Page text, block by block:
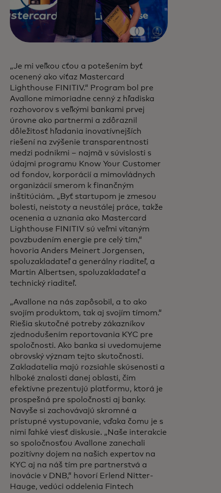
„Je mi veľkou cťou a potešením byť
ocenený ako víťaz Mastercard
Lighthouse FINITIV.“ Program bol pre
Avallone mimoriadne cenný z hľadiska
rozhovorov s veľkými bankami prvej
úrovne ako partnermi a zdôraznil
dôležitosť hľadania inovatívnejších
riešení na zvýšenie transparentnosti
medzi podnikmi – najmä v súvislosti s
údajmi programu Know Your Customer
od fondov, korporácií a mimovládnych
organizácií smerom k finančným
inštitúciám. „Byť startupom je zmesou
bolesti, neistoty a neustálej práce, takže
ocenenia a uznania ako Mastercard
Lighthouse FINITIV sú veľmi vítaným
povzbudením energie pre celý tím,“
hovoria Anders Meinert Jorgensen,
spoluzakladateľ a generálny riaditeľ, a
Martin Albertsen, spoluzakladateľ a
technický riaditeľ.
„Avallone na nás zapôsobil, a to ako
svojím produktom, tak aj svojím tímom.“
Riešia skutočné potreby zákazníkov
zjednodušením reportovania KYC pre
spoločnosti. Ako banka si uvedomujeme
obrovský význam tejto skutočnosti.
Zakladatelia majú rozsiahle skúsenosti a
hlboké znalosti danej oblasti, čím
efektívne prezentujú platformu, ktorá je
prospešná pre spoločnosti aj banky.
Navyše si zachovávajú skromné a
prístupné vystupovanie, vďaka čomu je s
nimi ľahké viesť diskusie. „Naše interakcie
so spoločnosťou Avallone zanechali
pozitívny dojem na našich expertov na
KYC aj na náš tím pre partnerstvá a
inovácie v DNB,“ hovorí Erlend Nitter-
Hauge, vedúci oddelenia Fintech